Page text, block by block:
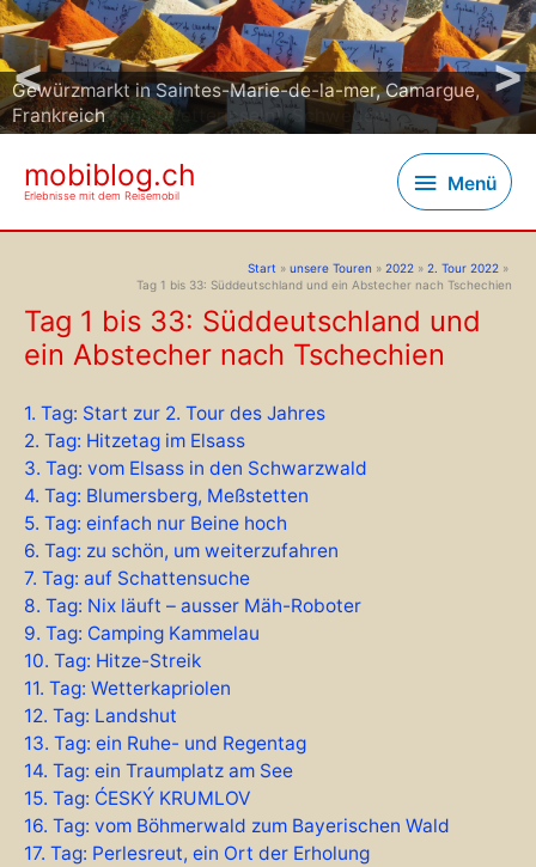
Gewürzmarkt in Saintes-Marie-de-la-mer, Camargue,
Frankreich
Insel Väderoana (Wetterinseln), Schweden
< >
mobiblog.ch
Erlebnisse mit dem Reisemobil
Menü
Menü
Start unsere Touren 2022
2. Tour 2022
Tag 1 bis 33: Süddeutschland und ein Abstecher nach Tschechien
Tag 1 bis 33: Süddeutschland und
ein Abstecher nach Tschechien
1. Tag: Start zur 2. Tour des Jahres
2. Tag: Hitzetag im Elsass
3. Tag: vom Elsass in den Schwarzwald
4. Tag: Blumersberg, Meßstetten
5. Tag: einfach nur Beine hoch
6. Tag: zu schön, um weiterzufahren
7. Tag: auf Schattensuche
8. Tag: Nix läuft – ausser Mäh-Roboter
9. Tag: Camping Kammelau
10. Tag: Hitze-Streik
11. Tag: Wetterkapriolen
12. Tag: Landshut
13. Tag: ein Ruhe- und Regentag
14. Tag: ein Traumplatz am See
15. Tag: ĆESKÝ KRUMLOV
16. Tag: vom Böhmerwald zum Bayerischen Wald
17. Tag: Perlesreut, ein Ort der Erholung